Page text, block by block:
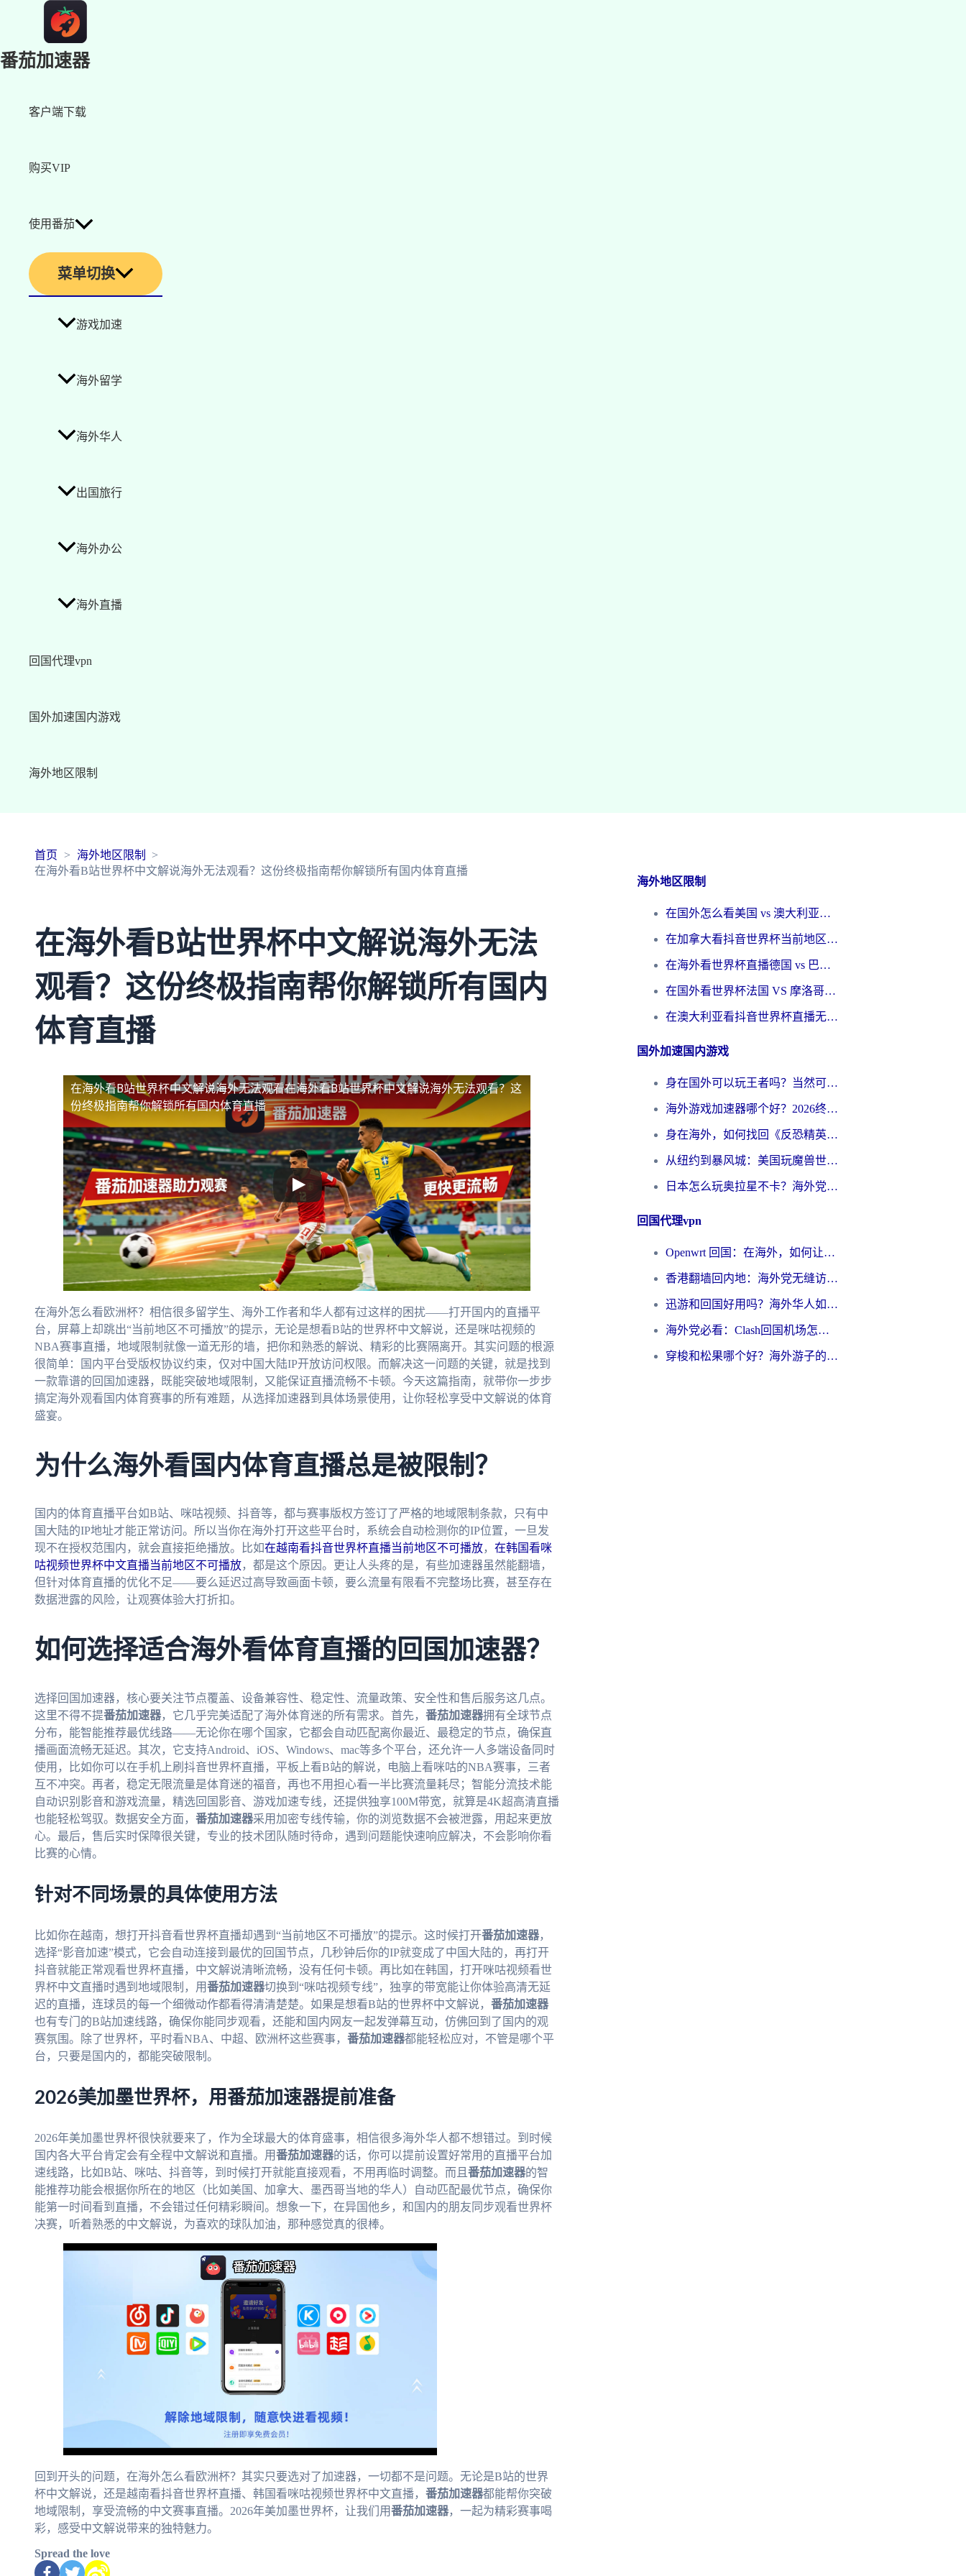
番茄加速器
客户端下载
购买VIP
使用番茄
菜单切换
游戏加速
海外留学
海外华人
出国旅行
海外办公
海外直播
回国代理vpn
国外加速国内游戏
海外地区限制
首页
海外地区限制
在海外看B站世界杯中文解说海外无法观看？这份终极指南帮你解锁所有国内体育直播
在海外看B站世界杯中文解说海外无法
观看？这份终极指南帮你解锁所有国内
体育直播
在海外看B站世界杯中文解说海外无法观看在海外看B站世界杯中文解说海外无法观看？这
份终极指南帮你解锁所有国内体育直播
在海外怎么看欧洲杯？相信很多留学生、海外工作者和华人都有过这样的困扰——打开国内的直播平
台，屏幕上却跳出“当前地区不可播放”的提示，无论是想看B站的世界杯中文解说，还是咪咕视频的
NBA赛事直播，地域限制就像一道无形的墙，把你和熟悉的解说、精彩的比赛隔离开。其实问题的根源
很简单：国内平台受版权协议约束，仅对中国大陆IP开放访问权限。而解决这一问题的关键，就是找到
一款靠谱的回国加速器，既能突破地域限制，又能保证直播流畅不卡顿。今天这篇指南，就带你一步步
搞定海外观看国内体育赛事的所有难题，从选择加速器到具体场景使用，让你轻松享受中文解说的体育
盛宴。
为什么海外看国内体育直播总是被限制？
国内的体育直播平台如B站、咪咕视频、抖音等，都与赛事版权方签订了严格的地域限制条款，只有中
国大陆的IP地址才能正常访问。所以当你在海外打开这些平台时，系统会自动检测你的IP位置，一旦发
现不在授权范围内，就会直接拒绝播放。比如在越南看抖音世界杯直播当前地区不可播放， 在韩国看咪
咕视频世界杯中文直播当前地区不可播放，都是这个原因。更让人头疼的是，有些加速器虽然能翻墙，
但针对体育直播的优化不足——要么延迟过高导致画面卡顿，要么流量有限看不完整场比赛，甚至存在
数据泄露的风险，让观赛体验大打折扣。
如何选择适合海外看体育直播的回国加速器？
选择回国加速器，核心要关注节点覆盖、设备兼容性、稳定性、流量政策、安全性和售后服务这几点。
这里不得不提番茄加速器，它几乎完美适配了海外体育迷的所有需求。首先， 番茄加速器拥有全球节点
分布，能智能推荐最优线路——无论你在哪个国家，它都会自动匹配离你最近、最稳定的节点，确保直
播画面流畅无延迟。其次，它支持Android、iOS、Windows、mac等多个平台，还允许一人多端设备同时
使用，比如你可以在手机上刷抖音世界杯直播，平板上看B站的解说，电脑上看咪咕的NBA赛事，三者
互不冲突。再者，稳定无限流量是体育迷的福音，再也不用担心看一半比赛流量耗尽；智能分流技术能
自动识别影音和游戏流量，精选回国影音、游戏加速专线，还提供独享100M带宽，就算是4K超高清直播
也能轻松驾驭。数据安全方面， 番茄加速器采用加密专线传输，你的浏览数据不会被泄露，用起来更放
心。最后，售后实时保障很关键，专业的技术团队随时待命，遇到问题能快速响应解决，不会影响你看
比赛的心情。
针对不同场景的具体使用方法
比如你在越南，想打开抖音看世界杯直播却遇到“当前地区不可播放”的提示。这时候打开番茄加速器，
选择“影音加速”模式，它会自动连接到最优的回国节点，几秒钟后你的IP就变成了中国大陆的，再打开
抖音就能正常观看世界杯直播，中文解说清晰流畅，没有任何卡顿。再比如在韩国，打开咪咕视频看世
界杯中文直播时遇到地域限制，用番茄加速器切换到“咪咕视频专线”，独享的带宽能让你体验高清无延
迟的直播，连球员的每一个细微动作都看得清清楚楚。如果是想看B站的世界杯中文解说， 番茄加速器
也有专门的B站加速线路，确保你能同步观看，还能和国内网友一起发弹幕互动，仿佛回到了国内的观
赛氛围。除了世界杯，平时看NBA、中超、欧洲杯这些赛事， 番茄加速器都能轻松应对，不管是哪个平
台，只要是国内的，都能突破限制。
2026美加墨世界杯，用番茄加速器提前准备
2026年美加墨世界杯很快就要来了，作为全球最大的体育盛事，相信很多海外华人都不想错过。到时候
国内各大平台肯定会有全程中文解说和直播。用番茄加速器的话，你可以提前设置好常用的直播平台加
速线路，比如B站、咪咕、抖音等，到时候打开就能直接观看，不用再临时调整。而且 番茄加速器的智
能推荐功能会根据你所在的地区（比如美国、加拿大、墨西哥当地的华人）自动匹配最优节点，确保你
能第一时间看到直播，不会错过任何精彩瞬间。想象一下，在异国他乡，和国内的朋友同步观看世界杯
决赛，听着熟悉的中文解说，为喜欢的球队加油，那种感觉真的很棒。
回到开头的问题，在海外怎么看欧洲杯？其实只要选对了加速器，一切都不是问题。无论是B站的世界
杯中文解说，还是越南看抖音世界杯直播、韩国看咪咕视频世界杯中文直播， 番茄加速器都能帮你突破
地域限制，享受流畅的中文赛事直播。2026年美加墨世界杯，让我们用番茄加速器，一起为精彩赛事喝
彩，感受中文解说带来的独特魅力。
Spread the love
海外地区限制
在国外怎么看美国 vs 澳大利亚世界杯直播？海外党必藏的中文解说观赛指南
在加拿大看抖音世界杯当前地区不可播放？海外党体育观赛终极指南
在海外看世界杯直播德国 vs 巴拉圭当前IP受限制？这篇指南帮你轻松解决地区限制
在国外看世界杯法国 VS 摩洛哥仅限中国大陆？别让地域限制拦下你的欢呼
在澳大利亚看抖音世界杯直播无法播放？海外党体育观赛终极指南来了！
国外加速国内游戏
身在国外可以玩王者吗？当然可以，但你需要这份“加速”指南
海外游戏加速器哪个好？2026终极指南帮你畅玩国服+解决卡顿难题
身在海外，如何找回《反恐精英：全球攻势》国服的丝滑手感？一份给你的终极指南
从纽约到暴风城：美国玩魔兽世界，如何找到你的最佳网络航线
日本怎么玩奥拉星不卡？海外党国服游戏加速器选择全攻略
回国代理vpn
Openwrt 回国：在海外，如何让家的网络触手可及
香港翻墙回内地：海外党无缝访问国内资源的加速器选择全攻略
迅游和回国好用吗？海外华人如何选择靠谱的回国加速器
海外党必看：Clash回国机场怎么选？一篇搞定无缝访问国内资源的全攻略
穿梭和松果哪个好？海外游子的数字归乡路，到底该怎么选